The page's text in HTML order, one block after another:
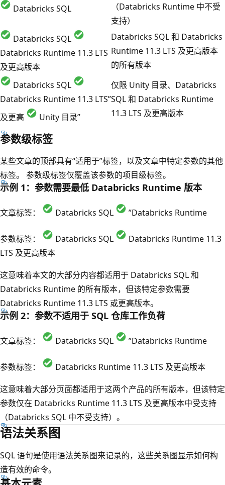
Databricks SQL
（Databricks Runtime 中不受
支持）
Databricks SQL
Databricks Runtime 11.3 LTS
及更高版本
Databricks SQL 和 Databricks
Runtime 11.3 LTS 及更高版本
的所有版本
Databricks SQL
Databricks Runtime 11.3 LTS”
及更高
Unity 目录”
仅限 Unity 目录、Databricks
SQL 和 Databricks Runtime
11.3 LTS 及更高版本
参数级标签
某些文章的顶部具有“适用于”标签，以及文章中特定参数的其他
标签。 参数级标签仅覆盖该参数的项目级标签。
示例 1：参数需要最低 Databricks Runtime 版本
文章标签： Databricks SQL ”Databricks Runtime
参数标签： Databricks SQL
Databricks Runtime 11.3
LTS 及更高版本
这意味着本文的大部分内容都适用于 Databricks SQL 和
Databricks Runtime 的所有版本，但该特定参数需要
Databricks Runtime 11.3 LTS 或更高版本。
示例 2：参数不适用于 SQL 仓库工作负荷
文章标签： Databricks SQL ”Databricks Runtime
参数标签：
Databricks Runtime 11.3 LTS 及更高版本
这意味着大部分页面都适用于这两个产品的所有版本，但该特定
参数仅在 Databricks Runtime 11.3 LTS 及更高版本中受支持
（Databricks SQL 中不受支持）。
语法关系图
SQL 语句是使用语法关系图来记录的，这些关系图显示如何构
造有效的命令。